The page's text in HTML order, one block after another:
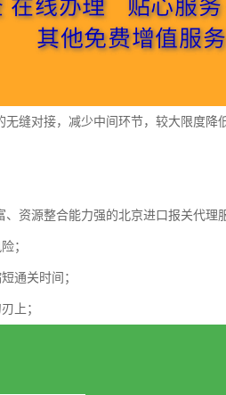
缝对接，减少中间环节，较大限度降
资源整合能力强的北京进口报关代理
；
通关时间；
上；